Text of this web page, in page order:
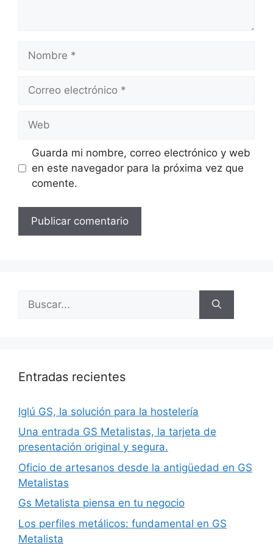
Guarda mi nombre, correo electrónico y web
en este navegador para la próxima vez que
comente.
Entradas recientes
Iglú GS, la solución para la hostelería
Una entrada GS Metalistas, la tarjeta de
presentación original y segura.
Oficio de artesanos desde la antigüedad en GS
Metalistas
Gs Metalista piensa en tu negocio
Los perfiles metálicos: fundamental en GS
Metalista